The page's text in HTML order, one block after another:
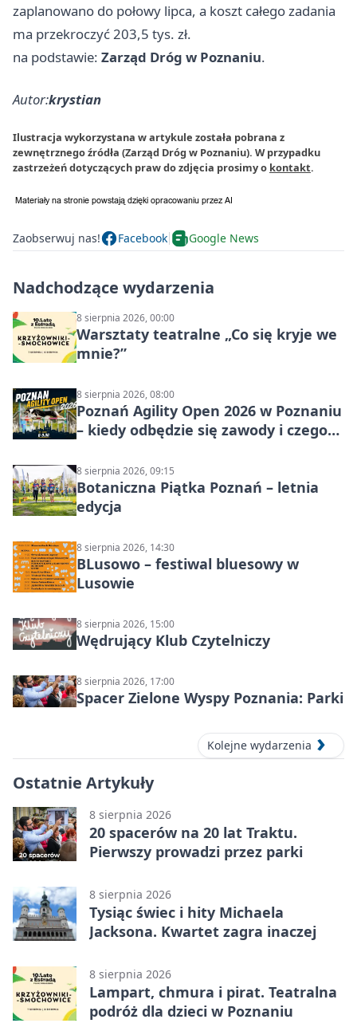
zaplanowano do połowy lipca, a koszt całego zadania
ma przekroczyć 203,5 tys. zł.
na podstawie: Zarząd Dróg w Poznaniu.
Autor:krystian
Ilustracja wykorzystana w artykule została pobrana z
zewnętrznego źródła (Zarząd Dróg w Poznaniu). W przypadku
zastrzeżeń dotyczących praw do zdjęcia prosimy o kontakt.
Zaobserwuj nas! Facebook Google News
Nadchodzące wydarzenia
8 sierpnia 2026, 00:00
Warsztaty teatralne „Co się kryje we
mnie?”
8 sierpnia 2026, 08:00
Poznań Agility Open 2026 w Poznaniu
– kiedy odbędzie się zawody i czego
8 sierpnia 2026, 09:15
Botaniczna Piątka Poznań – letnia
edycja
8 sierpnia 2026, 14:30
BLusowo – festiwal bluesowy w
Lusowie
8 sierpnia 2026, 15:00
Wędrujący Klub Czytelniczy
8 sierpnia 2026, 17:00
Spacer Zielone Wyspy Poznania: Parki
Kolejne wydarzenia
Ostatnie Artykuły
8 sierpnia 2026
20 spacerów na 20 lat Traktu.
Pierwszy prowadzi przez parki
8 sierpnia 2026
Tysiąc świec i hity Michaela
Jacksona. Kwartet zagra inaczej
8 sierpnia 2026
Lampart, chmura i pirat. Teatralna
podróż dla dzieci w Poznaniu